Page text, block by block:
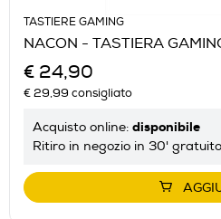
TASTIERE GAMING
NACON - TASTIERA
€ 24,90
€ 29,99 consigliato
Acquisto online: disponibile
Ritiro in negozio in 30'